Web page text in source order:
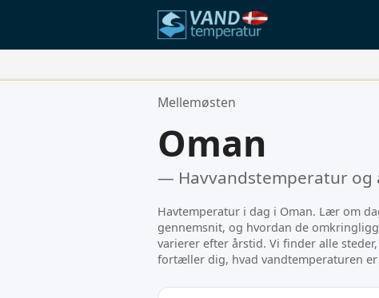
Dine Foretrukne Steder:
Mellemøsten
Oman
— Havvandstemperatur og
Havtemperatur i dag i Oman. Lær om
gennemsnit, og hvordan de
varierer efter årstid. Vi finder alle
fortæller dig, hvad vandtemperaturen